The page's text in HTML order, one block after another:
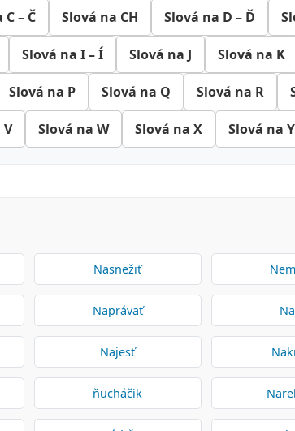
– Č Slová na CH Slová na D – Ď
Slová na I – Í Slová na J Slová na K
Slová na P Slová na Q Slová na R
V Slová na W Slová na X Slová na Y
Nasnežiť
Naprávať
Najesť
ňucháčik